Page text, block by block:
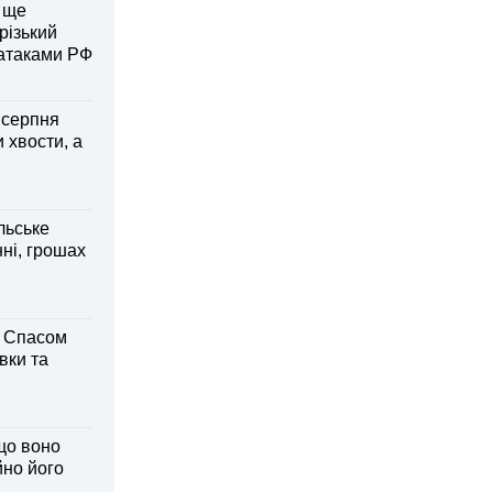
ще
РФ
хвости, а
грошах
Спасом
та
воно
його